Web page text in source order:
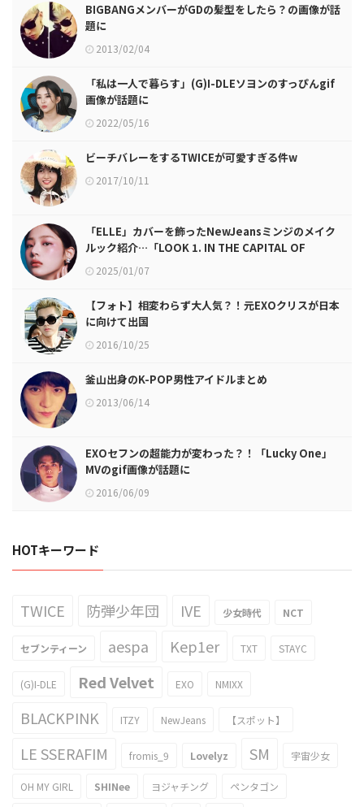
BIGBANGメンバーがGDの髪型をしたら？の画像が話
題に
2013/02/04
「私は一人で暮らす」(G)I-DLEソヨンのすっぴんgif
画像が話題に
2022/05/16
ビーチバレーをするTWICEが可愛すぎる件w
2017/10/11
「ELLE」カバーを飾ったNewJeansミンジのメイク
ルック紹介…「LOOK 1. IN THE CAPITAL OF
COOL」
2025/01/07
【フォト】相変わらず大人気？！元EXOクリスが日本
に向けて出国
2016/10/25
釜山出身のK-POP男性アイドルまとめ
2013/06/14
EXOセフンの超能力が変わった？！「Lucky One」
MVのgif画像が話題に
2016/06/09
HOTキーワード
TWICE 防弾少年団 IVE 少女時代 NCT
セブンティーン aespa Kep1er TXT STAYC
(G)I-DLE Red Velvet EXO NMIXX
BLACKPINK ITZY NewJeans 【スポット】
LE SSERAFIM fromis_9 Lovelyz SM 宇宙少女
OH MY GIRL SHINee ヨジャチング ペンタゴン